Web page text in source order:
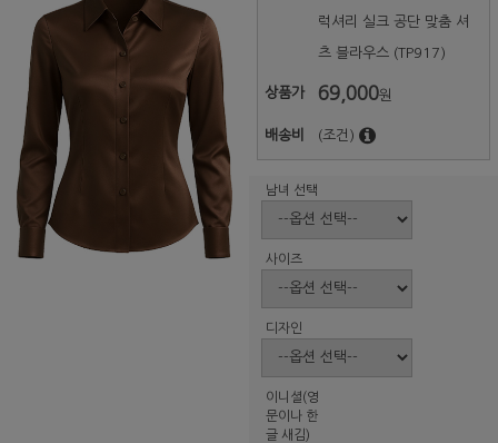
럭셔리 실크 공단 맞춤 셔
츠 블라우스 (TP917)
상품가 69,000원
배송비 (조건)
남녀 선택
사이즈
디자인
이니셜(영
문이나 한
글 새김)